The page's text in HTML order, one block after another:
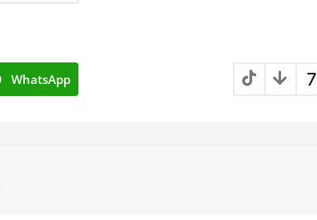
WhatsApp